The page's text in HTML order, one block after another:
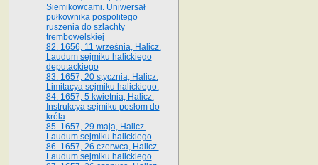
Siemikowcami. Uniwersał
pułkownika pospolitego
ruszenia do szlachty
trembowelskiej
82. 1656, 11 września, Halicz.
Laudum sejmiku halickiego
deputackiego
83. 1657, 20 stycznia, Halicz.
Limitacya sejmiku halickiego.
84. 1657, 5 kwietnia, Halicz.
Instrukcya sejmiku posłom do
króla
85. 1657, 29 maja, Halicz.
Laudum sejmiku halickiego
86. 1657, 26 czerwca, Halicz.
Laudum sejmiku halickiego